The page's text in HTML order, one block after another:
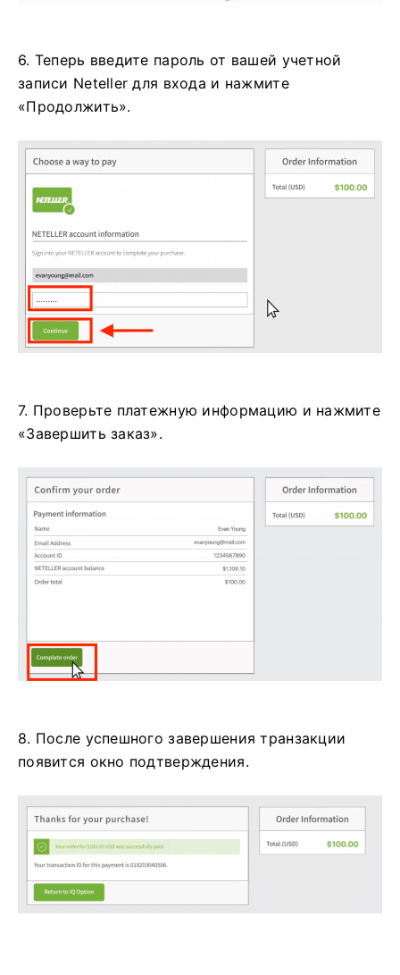
6. Теперь введите пароль от вашей учетной
записи Neteller для входа и нажмите
«Продолжить».
7. Проверьте платежную информацию и нажмите
«Завершить заказ».
8. После успешного завершения транзакции
появится окно подтверждения.